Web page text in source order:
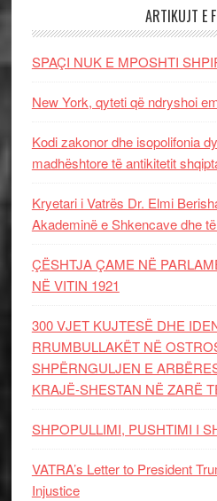
ARTIKUJT E
SPAÇI NUK E MPOSHTI
New York, qyteti që ndryshoi
Kodi zakonor dhe isopolifonia
madhështore të antikitetit
Kryetari i Vatrës Dr. Elmi
Akademinë e Shkencave dhe
ÇËSHTJA ÇAME NË
NË VITIN 1921
300 VJET KUJTESË DHE
RRUMBULLAKËT NË
SHPËRNGULJEN E
KRAJË-SHESTAN NË ZARË
SHPOPULLIMI, PUSHTIMI I
VATRA’s Letter to President
Injustice